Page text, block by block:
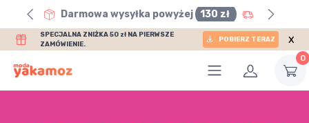
Darmowa wysyłka powyżej 130 zł
SPECJALNA ZNIŻKA 50 zł NA PIERWSZE
ZAMÓWIENIE.
POBIERZ TERAZ x
0